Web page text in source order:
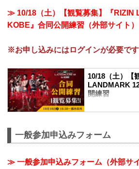
≫ 10/18（土）【観覧募集】『RIZIN
KOBE』合同公開練習（外部サイト）
※お申し込みにはログインが必要です
10/18（土）【
LANDMARK
開練習
10月18日（土）
の中から抽選で本
合同公開練習は
重な練習風景をご
一般参加申込みフォーム
≫ 一般参加申込みフォーム（外部サイ